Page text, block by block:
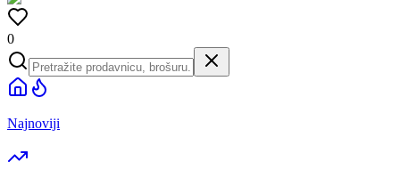
0
Najnoviji